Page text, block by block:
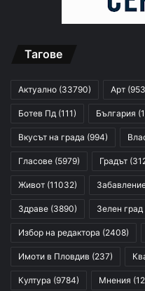
Тагове
Актуално (33790) Арт
Ботев Пд (111) България
Вкусът на града (994)
Гласове (5979) Градът
Живот (11032)
Здраве (3890) Зелен град
Избор на редактора (2408)
Имоти в Пловдив (237)
Култура (9784) Мнения